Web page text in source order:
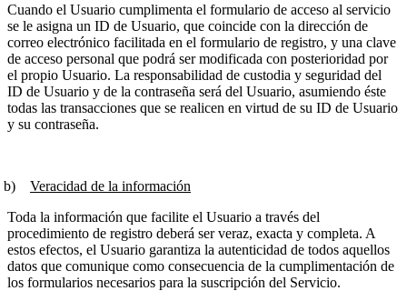
Cuando el Usuario cumplimenta el formulario de acceso al servicio
se le asigna un ID de Usuario, que coincide con la dirección de
correo electrónico facilitada en el formulario de registro, y una clave
de acceso personal que podrá ser modificada con posterioridad por
el propio Usuario. La responsabilidad de custodia y seguridad del
ID de Usuario y de la contraseña será del Usuario, asumiendo éste
todas las transacciones que se realicen en virtud de su ID de Usuario
y su contraseña.
Veracidad de la información
Toda la información que facilite el Usuario a través del
procedimiento de registro deberá ser veraz, exacta y completa. A
estos efectos, el Usuario garantiza la autenticidad de todos aquellos
datos que comunique como consecuencia de la cumplimentación de
los formularios necesarios para la suscripción del Servicio.